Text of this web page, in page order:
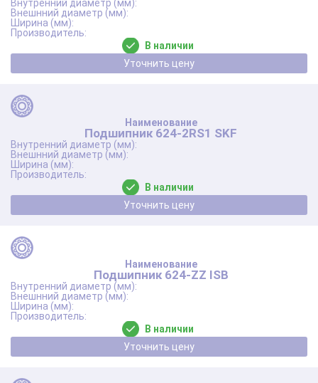
В наличии
Уточнить цену
Подшипник 624-2RS1 SKF
В наличии
Уточнить цену
Подшипник 624-ZZ ISB
В наличии
Уточнить цену